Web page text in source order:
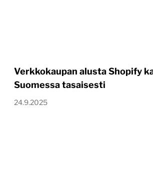
Verkkokaupan alusta Shopify
Suomessa tasaisesti
24.9.2025